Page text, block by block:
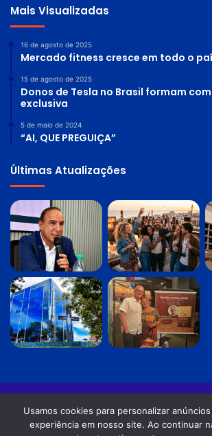
Mais Visualizadas
16 de agosto de 2025
Mercado fitness cresce em todo o
15 de agosto de 2025
Donos de Tesla no Brasil formam
exclusiva
5 de maio de 2024
“AI, QUE PREGUIÇA”
Últimas Atualizações
Água - Odilon Alves Rosa DRT-GO: 0870/86
Política de privacidade
Termos
Usamos cookies para personalizar
experiência em nosso site. Ao continuar